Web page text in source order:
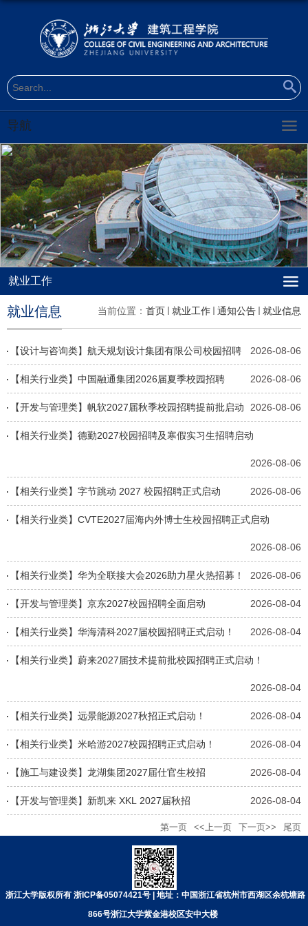
导航
就业工作
当前位置： 首页 就业工作 通知公告 就业信息
就业信息
【设计与咨询类】航天规划设计集团有限公司校园招聘 2026-08-06
【相关行业类】中国融通集团2026届夏季校园招聘 2026-08-06
【开发与管理类】帆软2027届秋季校园招聘提前批启动 2026-08-06
【相关行业类】德勤2027校园招聘及寒假实习生招聘启动
2026-08-06
【相关行业类】字节跳动 2027 校园招聘正式启动 2026-08-06
【相关行业类】CVTE2027届海内外博士生校园招聘正式启动
2026-08-06
【相关行业类】华为全联接大会2026助力星火热招募！ 2026-08-06
【开发与管理类】京东2027校园招聘全面启动 2026-08-04
【相关行业类】华海清科2027届校园招聘正式启动！ 2026-08-04
【相关行业类】蔚来2027届技术提前批校园招聘正式启动！
2026-08-04
【相关行业类】远景能源2027秋招正式启动！ 2026-08-04
【相关行业类】米哈游2027校园招聘正式启动！ 2026-08-04
【施工与建设类】龙湖集团2027届仕官生校招 2026-08-04
【开发与管理类】新凯来 XKL 2027届秋招 2026-08-04
第一页 <<上一页 下一页>> 尾页
浙江大学版权所有 浙ICP备05074421号 | 地址：中国浙江省杭州市西湖区余杭塘路
866号浙江大学紫金港校区安中大楼